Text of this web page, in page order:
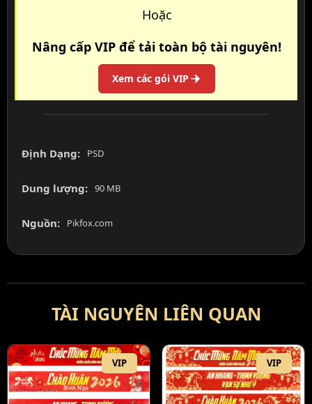
Hoặc
Nâng cấp VIP để tải toàn bộ tài nguyên!
Xem các gói VIP
Định Dạng: PSD
Dung lượng: 90 MB
Nguồn: Pikfox.com
TÀI NGUYÊN LIÊN QUAN
VIP VIP